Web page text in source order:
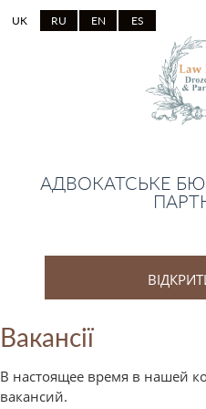
UK RU EN ES
АДВОКАТСЬКЕ
Вакансії
В настоящее время в нашей
вакансий.